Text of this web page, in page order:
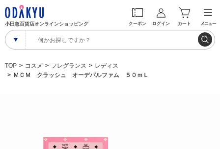
小田急百貨店オンラインショッピング クーポン ログイン カート メニュー
TOP コスメ フレグランス
レディス
ＭＣＭ クラッシュ オーデパルファム ５０ｍＬ